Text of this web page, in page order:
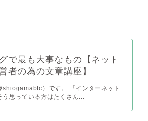
で最も大事なもの【ネット
者の為の文章講座】
）です。 「インターネット
思っている方はたくさん...